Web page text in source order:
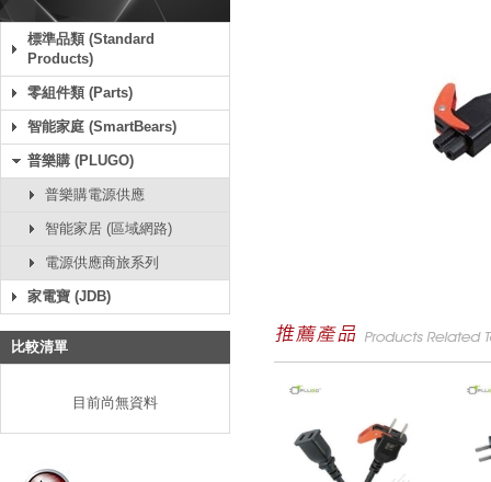
標準品類 (Standard
Products)
零組件類 (Parts)
智能家庭 (SmartBears)
普樂購 (PLUGO)
普樂購電源供應
智能家居 (區域網路)
電源供應商旅系列
家電寶 (JDB)
比較清單
目前尚無資料